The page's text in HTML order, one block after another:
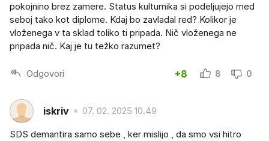
pokojnino brez zamere. Status kulturnika si podeljujejo med
seboj tako kot diplome. Kdaj bo zavladal red? Kolikor je
vloženega v ta sklad toliko ti pripada. Nič vloženega ne
pripada nič. Kaj je tu težko razumet?
Odgovori +8 8 0
iskriv 07. 02. 2025 10.49
SDS demantira samo sebe , ker mislijo , da smo vsi hitro